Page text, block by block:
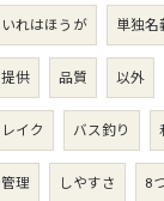
いれはほうが 単独名
提供 品質 以外
レイク バス釣り
管理 しやすさ 8